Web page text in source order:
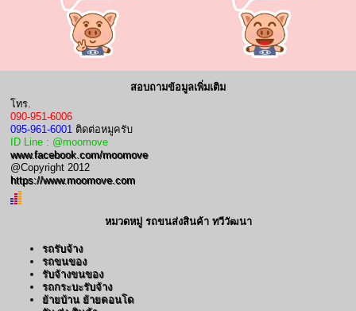
สอบถามข้อมูลเพิ่มเติม
โทร.
090-951-6006
095-961-6001 ติดต่อหมูครับ
ID Line : @moomove
www.facebook.com/moomove
@Copyright 2012
https://www.moomove.com
หมวดหมู่ รถขนส่งสินค้า ทวีวัฒนา
รถรับจ้าง
รถขนของ
รับจ้างขนของ
รถกระบะรับจ้าง
ย้ายบ้าน ย้ายคอนโด